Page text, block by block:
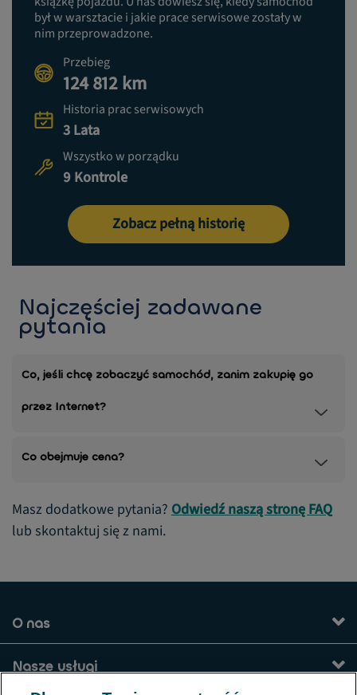
był w warsztacie i jakie prace serwisowe zostały w
nim przeprowadzone.
Przebieg
124 812 km
Historia prac serwisowych
3 Lata
Wszystko w porządku
9 Kontrole
Zobacz pełną historię
Najczęściej zadawane
pytania
Co, jeśli chcę zobaczyć samochód, zanim zakupię go
przez Internet?
Co obejmuje cena?
Masz dodatkowe pytania? Odwiedź naszą stronę FAQ
lub skontaktuj się z nami.
O nas
Nasze usługi